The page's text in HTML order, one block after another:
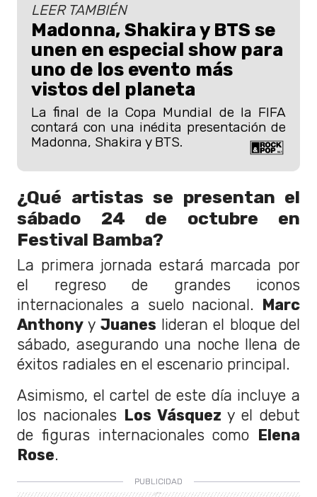
LEER TAMBIÉN
Madonna, Shakira y BTS se
unen en especial show para
uno de los evento más
vistos del planeta
La final de la Copa Mundial de la FIFA
contará con una inédita presentación de
Madonna, Shakira y BTS.
¿Qué artistas se presentan el
sábado 24 de octubre en
Festival Bamba?
La primera jornada estará marcada por
el regreso de grandes iconos
internacionales a suelo nacional. Marc
Anthony y Juanes lideran el bloque del
sábado, asegurando una noche llena de
éxitos radiales en el escenario principal.
Asimismo, el cartel de este día incluye a
los nacionales Los Vásquez y el debut
de figuras internacionales como Elena
Rose.